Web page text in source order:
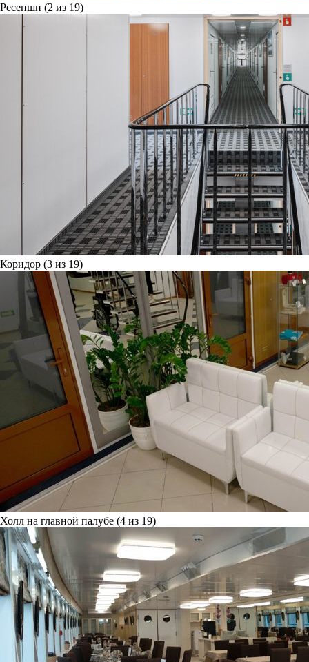
Ресепшн (2 из 19)
Коридор (3 из 19)
Холл на главной палубе (4 из 19)